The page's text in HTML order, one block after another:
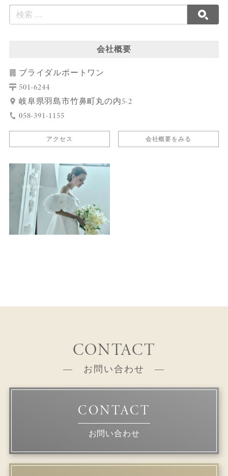
会社概要
ブライダルポートワン
501-6244
岐阜県羽島市竹鼻町丸の内5-2
058-391-1155
アクセス 会社概要をみる
CONTACT
お問い合わせ